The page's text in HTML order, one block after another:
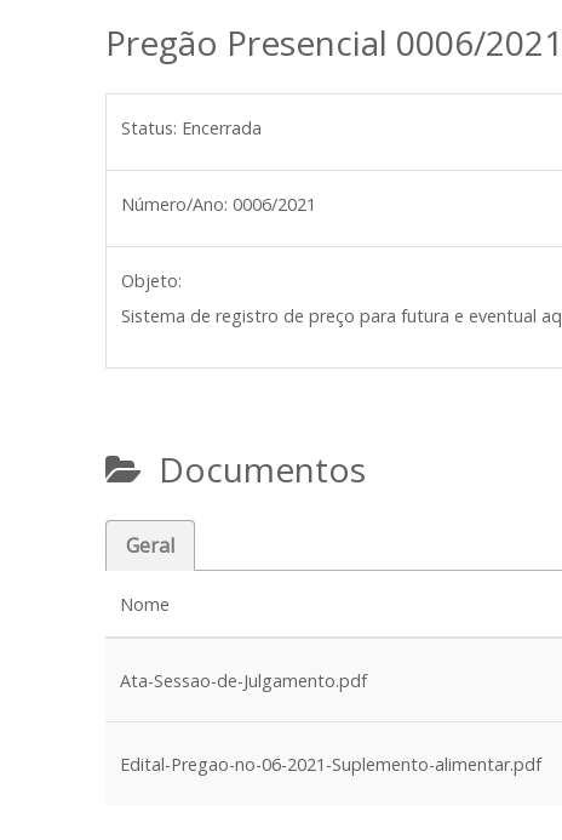
Pregão Presencial 0006/2021
Status: Encerrada
Número/Ano: 0006/2021
Objeto:
Sistema de registro de preço para futura e eventual
Documentos
Geral
Nome
Ata-Sessao-de-Julgamento.pdf
Edital-Pregao-no-06-2021-Suplemento-alimentar.pdf